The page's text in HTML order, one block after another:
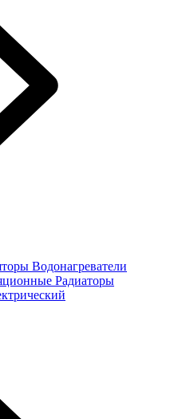
Водонагреватели
Радиаторы